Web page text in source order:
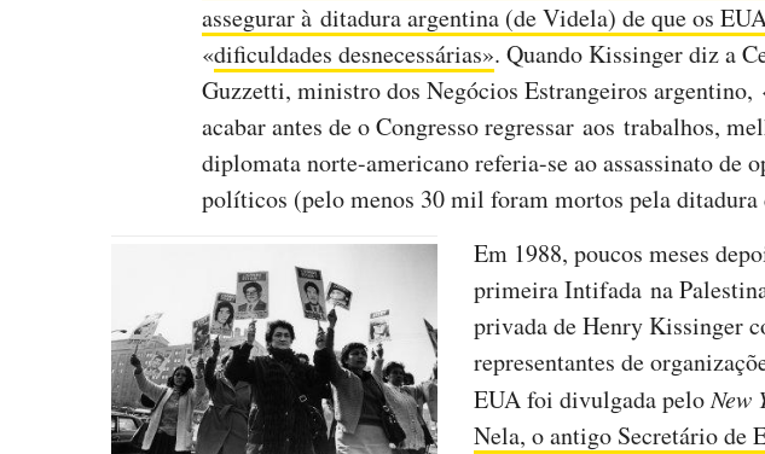
assegurar à ditadura argentina (de Videla) de que os
«dificuldades desnecessárias». Quando Kissinger diz a
Guzzetti, ministro dos Negócios Estrangeiros argentino,
acabar antes de o Congresso regressar aos trabalhos,
diplomata norte-americano referia-se ao assassinato de
políticos (pelo menos 30 mil foram mortos pela
Em 1988, poucos meses
primeira Intifada na
privada de Henry Kissinger
representantes de
EUA foi divulgada peloNew
Nela, o antigo Secretário de